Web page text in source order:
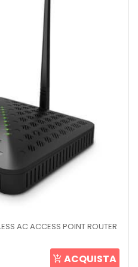
AC ACCESS POINT ROUTER
ACQUISTA